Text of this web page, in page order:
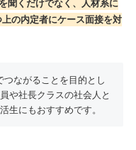
聞くだけでなく、人材系に
の内定者にケース面接を対
つながることを目的とし
や社長クラスの社会人と
生にもおすすめです。